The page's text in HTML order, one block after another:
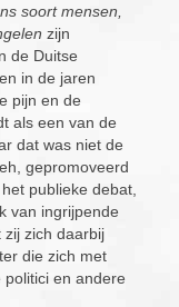
soort mensen,
zijn
de Duitse
in de jaren
pijn en de
als een van de
dat was niet de
gepromoveerd
publieke debat,
van ingrijpende
zij zich daarbij
die zich met
en andere